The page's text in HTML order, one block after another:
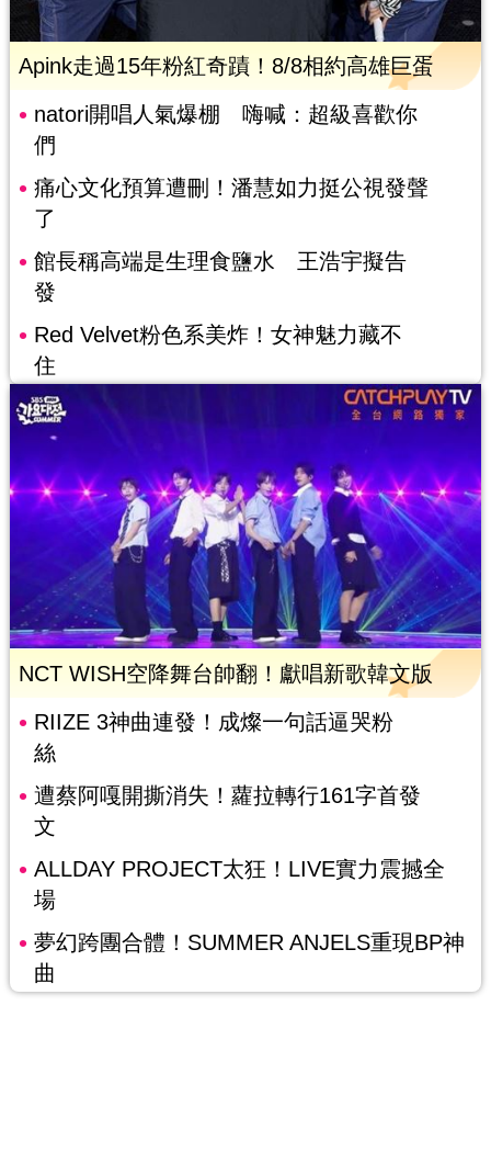
Apink走過15年粉紅奇蹟！8/8相約高雄巨蛋
natori開唱人氣爆棚 嗨喊：超級喜歡你
們
痛心文化預算遭刪！潘慧如力挺公視發聲
了
館長稱高端是生理食鹽水 王浩宇擬告
發
Red Velvet粉色系美炸！女神魅力藏不
住
NCT WISH空降舞台帥翻！獻唱新歌韓文版
RIIZE 3神曲連發！成燦一句話逼哭粉
絲
遭蔡阿嘎開撕消失！蘿拉轉行161字首發
文
ALLDAY PROJECT太狂！LIVE實力震撼全
場
夢幻跨團合體！SUMMER ANJELS重現BP神
曲